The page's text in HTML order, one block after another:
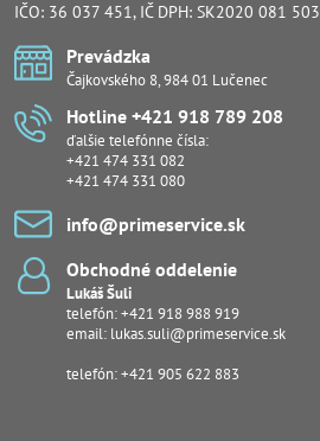
IČO: 36 037 451, IČ DPH: SK2020 081 503
Prevádzka
Čajkovského 8, 984 01 Lučenec
Hotline +421 918 789 208
ďalšie telefónne čísla:
+421 474 331 082
+421 474 331 080
info​@primeservice​.sk
Obchodné oddelenie
Lukáš Šuli
telefón:+421 918 988 919
email: lukas.suli@primeservice.sk
telefón: +421 905 622 883